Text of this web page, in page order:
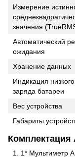
Измерение
значения
Автоматический
ожидания
Хранение данных
Индикация низкого
заряда батареи
Вес устройства
Габариты
Комплектация
1* Мультиметр